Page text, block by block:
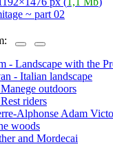
~ part 02